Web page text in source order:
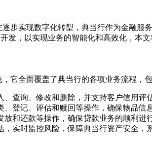
步实现数字化转型，典当行作为金融
发，以实现业务的智能化和高效化，
它全面覆盖了典当行的各项业务流程，
、查询、修改和删除，并支持客户信用评
、登记、评估和赎回等操作，确保物品信
放和还款等操作，确保贷款业务的顺利进
，实时监控风险，保障典当行资产安全